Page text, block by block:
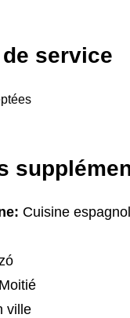
service
Cuisine
ville